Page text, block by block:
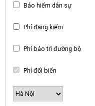
Bảo hiểm dân sự
Phí đăng kiểm
Phí bảo trì đường bộ
Phí đổi biển